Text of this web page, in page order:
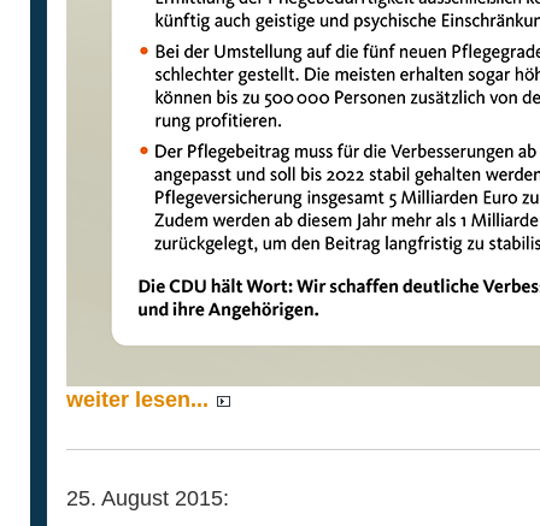
weiter lesen...
25. August 2015: